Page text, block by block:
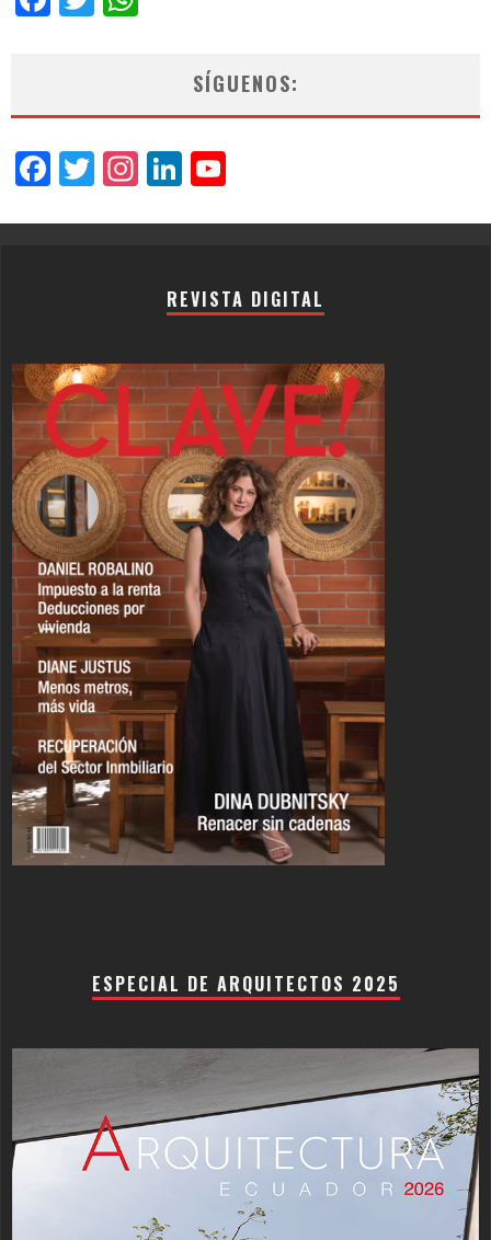
SÍGUENOS:
Facebook
Twitter
Instagram
LinkedIn
REVISTA DIGITAL
ESPECIAL DE ARQUITECTOS 2025